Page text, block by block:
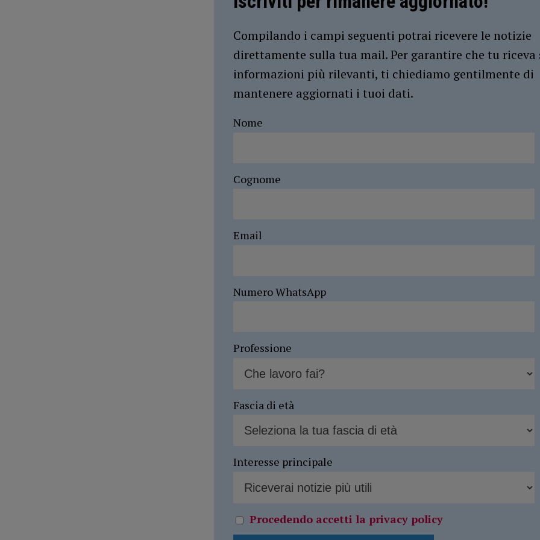
Compilando i campi seguenti potrai ricevere le notizie
direttamente sulla tua mail. Per garantire che tu riceva
informazioni più rilevanti, ti chiediamo gentilmente di
mantenere aggiornati i tuoi dati.
Nome
Cognome
Email
Numero WhatsApp
Professione
Fascia di età
Interesse principale
Procedendo accetti la privacy policy